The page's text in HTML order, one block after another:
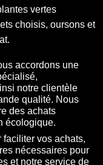
vertes
choisis, oursons et
accordons une
notre clientèle
qualité. Nous
des achats
écologique.
faciliter vos achats,
nécessaires pour
et notre service de